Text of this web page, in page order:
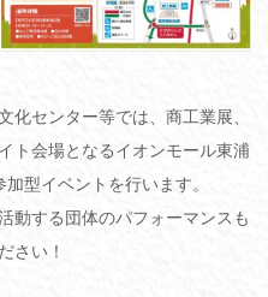
化センター等では、商工業展、
ト会場となるイオンモール東浦
型イベントを行います。
動する団体のパフォーマンスも
さい！